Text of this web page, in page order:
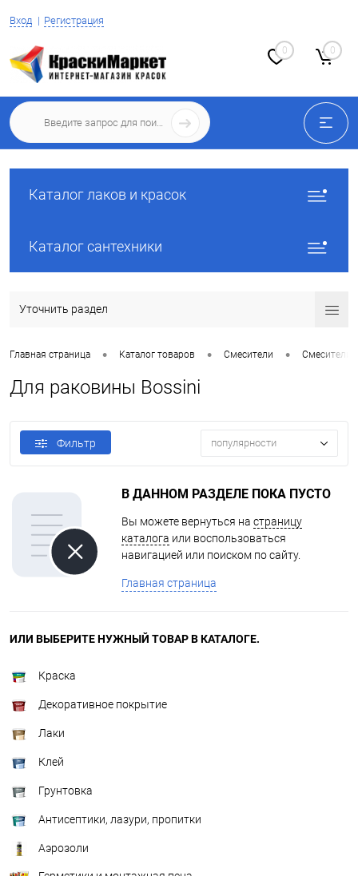
Вход Регистрация
0 0
Каталог лаков и красок
Каталог сантехники
Уточнить раздел
Главная страница • Каталог товаров • Смесители • Смесители
Для раковины Bossini
Фильтр популярности
В ДАННОМ РАЗДЕЛЕ ПОКА ПУСТО
Вы можете вернуться на страницу
каталога или воспользоваться
навигацией или поиском по сайту.
Главная страница
ИЛИ ВЫБЕРИТЕ НУЖНЫЙ ТОВАР В КАТАЛОГЕ.
Краска
Декоративное покрытие
Лаки
Клей
Грунтовка
Антисептики, лазури, пропитки
Аэрозоли